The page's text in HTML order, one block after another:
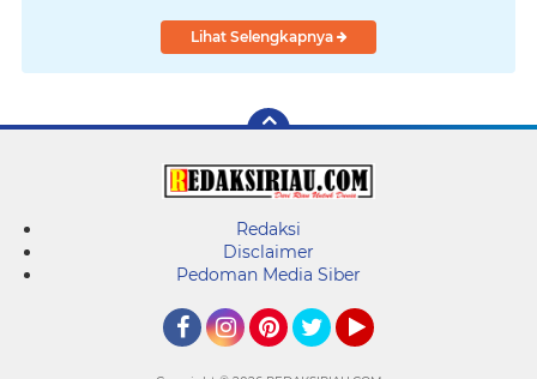
Lihat Selengkapnya
Redaksi
Disclaimer
Pedoman Media Siber